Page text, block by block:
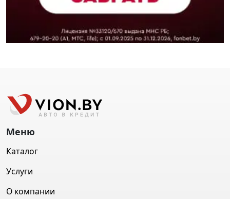
Меню
Каталог
Услуги
О компании